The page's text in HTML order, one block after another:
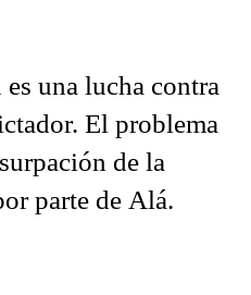
una lucha contra
El problema
de la
parte de Alá.